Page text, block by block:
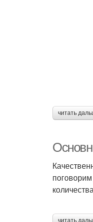
читать
читать